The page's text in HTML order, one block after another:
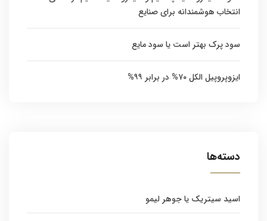
انتخاب هوشمندانه برای صنایع
سود پرک بهتر است یا سود مایع
ایزوپروپیل الکل ۷۰% در برابر ۹۹%
دسته‌ها
اسید سیتریک یا جوهر لیمو